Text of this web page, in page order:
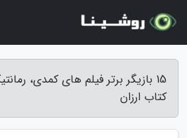
15 بازیگر برتر فیلم های کمدی،
کتاب ارزان